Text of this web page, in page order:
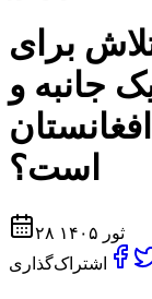
براى
جانبه و
است؟
۲۸ ثور ۱۴۰۵
اشتراک‌گذاری